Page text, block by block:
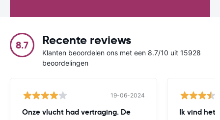
8.7 Recente reviews
Klanten beoordelen ons met een 8.7/10 uit 15928
beoordelingen
19-06-2024
Onze vlucht had vertraging. De Ik vind het